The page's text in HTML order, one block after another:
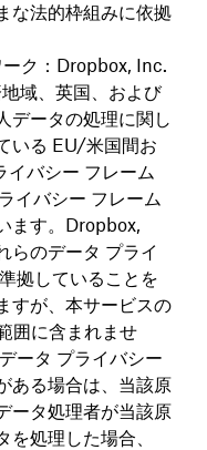
な法的枠組みに依拠
ク：Dropbox, Inc.
域、英国、および
データの処理に関し
いる EU/米国間お
バシー フレーム
イバシー フレーム
ます。Dropbox,
らのデータ プライ
拠していることを
すが、本サービスの
囲に含まれませ
ータ プライバシー
ある場合は、当該原
ータ処理者が当該原
処理した場合、